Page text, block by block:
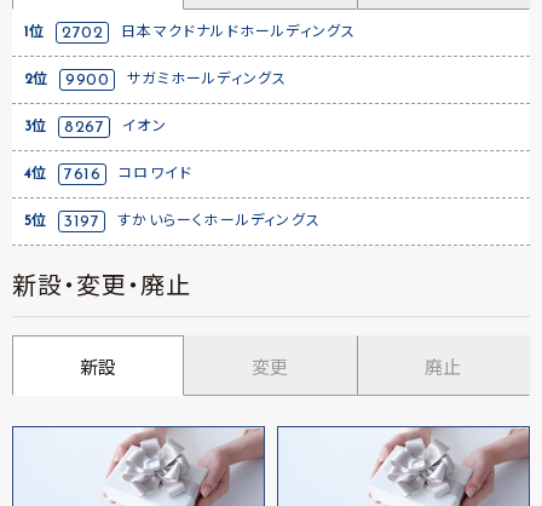
1位 2702 日本マクドナルドホールディングス
2位 9900 サガミホールディングス
3位 8267 イオン
4位 7616 コロワイド
5位 3197 すかいらーくホールディングス
新設・変更・廃止
新設 変更 廃止